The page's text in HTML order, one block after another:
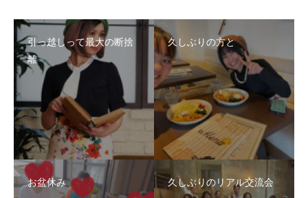
引っ越しって最大の断捨
離
久しぶりの方と
お盆休み 久しぶりのリアル交流会